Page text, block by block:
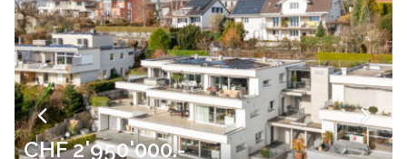
CHF 2'950'000.-